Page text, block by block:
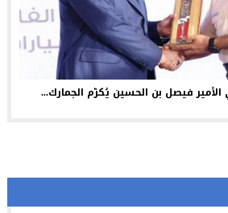
فيصل بن الحسين يُكرّم الجمارك...